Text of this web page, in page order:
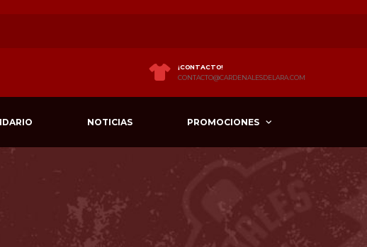
¡CONTACTO!
CONTACTO@CARDENALESDELARA.COM
NOTICIAS PROMOCIONES